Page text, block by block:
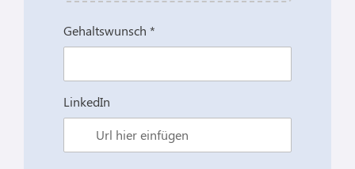
Gehaltswunsch *
LinkedIn